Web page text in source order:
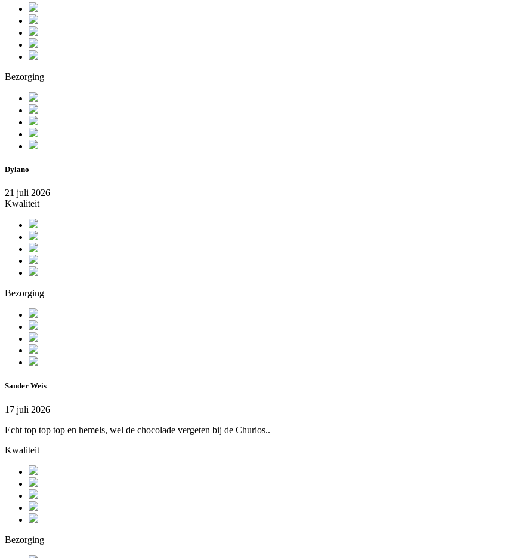
Bezorging
Dylano
21 juli 2026
Kwaliteit
Bezorging
Sander Weis
17 juli 2026
Echt top top top en hemels, wel de chocolade vergeten bij de Churios..
Kwaliteit
Bezorging